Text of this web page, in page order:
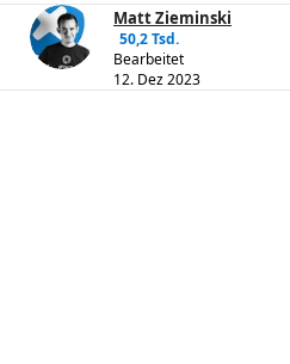
Matt Zieminski
50,2 Tsd.
Bearbeitet
12. Dez 2023